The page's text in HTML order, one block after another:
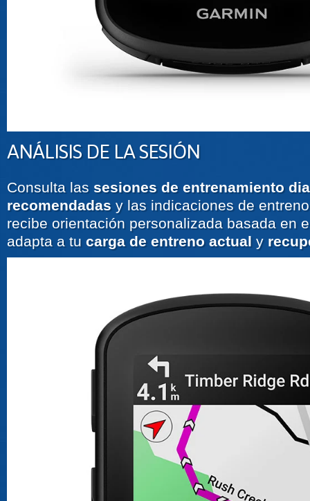
ANÁLISIS DE LA SESIÓN
Consulta las sesiones de entrenamiento
recomendadas y las indicaciones de
recibe orientación personalizada basada en
adapta a tu carga de entreno actual y